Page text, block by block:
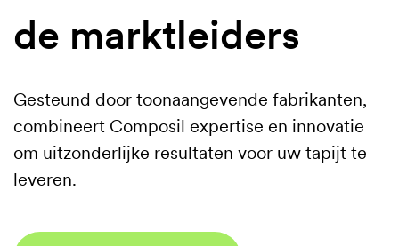
de marktleiders
Gesteund door toonaangevende fabrikanten,
combineert Composil expertise en innovatie
om uitzonderlijke resultaten voor uw tapijt te
leveren.